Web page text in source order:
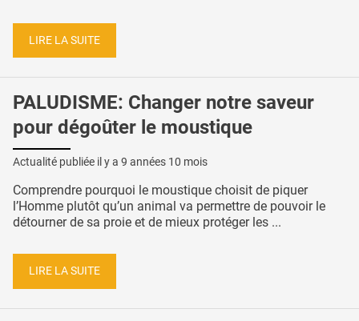
LIRE LA SUITE
PALUDISME: Changer notre saveur
pour dégoûter le moustique
Actualité publiée il y a 9 années 10 mois
Comprendre pourquoi le moustique choisit de piquer
l’Homme plutôt qu’un animal va permettre de pouvoir le
détourner de sa proie et de mieux protéger les ...
LIRE LA SUITE